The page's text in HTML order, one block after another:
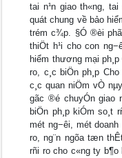
tai n¹n giao th«ng,
quát chung về bảo
trém c¾p. §Ó ®èi
thiÖt h¹i cho con
hiểm thương mại
ro, c¸c biÖn ph¸p
c¸c quan niÖm vÒ
gãc ®é chuyÓn giao
biÖn ph¸p kiÓm so¸t
mét ng−êi, mét
ro, ng¨n ngõa tæn
rñi ro cho c«ng ty